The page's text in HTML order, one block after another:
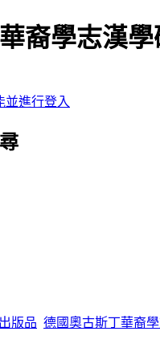
並進行登入
出版品 德國奧古斯丁華裔